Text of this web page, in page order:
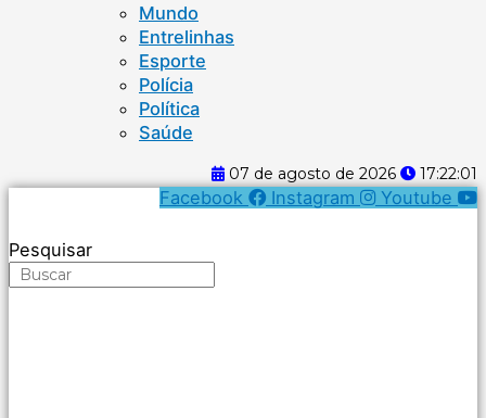
Mundo
Entrelinhas
Esporte
Polícia
Política
Saúde
07 de agosto de 2026 17:22:02
Facebook Instagram Youtube
Pesquisar